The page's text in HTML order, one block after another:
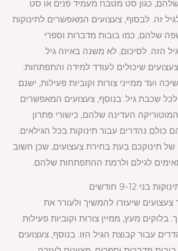
כגון סט מטבח מעמיד פנים או סט
זה. לבסוף, צעצועים המאפשרים לתינוקות
שלהם, כמו בובות מדברות וספרי
הזה. לסיכום, לא משנה באיזה גיל
צעצועים שיכולים לעודד למידה והתפתחות.
ועד ממייני צורות וקוביות פעילות, ישנם
שכבת גיל. בנוסף, צעצועים המאפשרים
העדינה שלהם, כישורי פתרון
כולם נהדרים עבור תינוקות בכל הגילאים.
של תינוקכם בעת בחירת צעצועים, שכן חשוב
לגילם ולרמת ההתפתחות שלהם.
9-12 חודשים
צעצועים שיעזרו להמשיך ולעורר את
בלוקים מעץ, ממיין צורות וקוביות פעילות
עבור קבוצת הגיל הזו. בנוסף, צעצועים